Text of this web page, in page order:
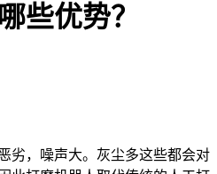
些优势？
劣，噪声大。灰尘多这些都会对